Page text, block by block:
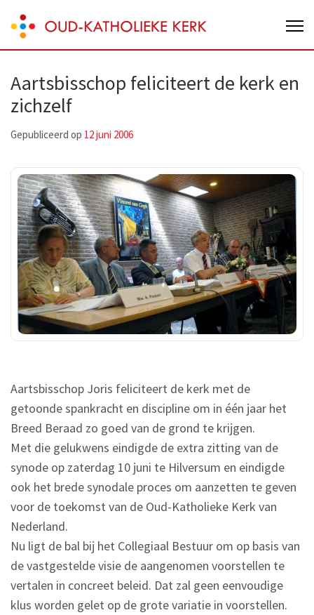
to
content
Enter)
Oud-Katholieke Kerk van Nederland
Aartsbisschop feliciteert de kerk en
zichzelf
Gepubliceerd op 12 juni 2006
Aartsbisschop Joris feliciteert de kerk met de
getoonde spankracht en discipline om in één jaar het
Breed Beraad zo goed van de grond te krijgen.
Met die gelukwens eindigde de extra zitting van de
synode op zaterdag 10 juni te Hilversum en eindigde
ook het brede synodale proces om aanzetten te geven
voor de toekomst van de Oud-Katholieke Kerk van
Nederland.
Nu ligt de bal bij het Collegiaal Bestuur om op basis van
de vastgestelde visie de aangenomen voorstellen te
vertalen in concreet beleid. Dat zal geen eenvoudige
klus worden gelet op de grote variatie in voorstellen.